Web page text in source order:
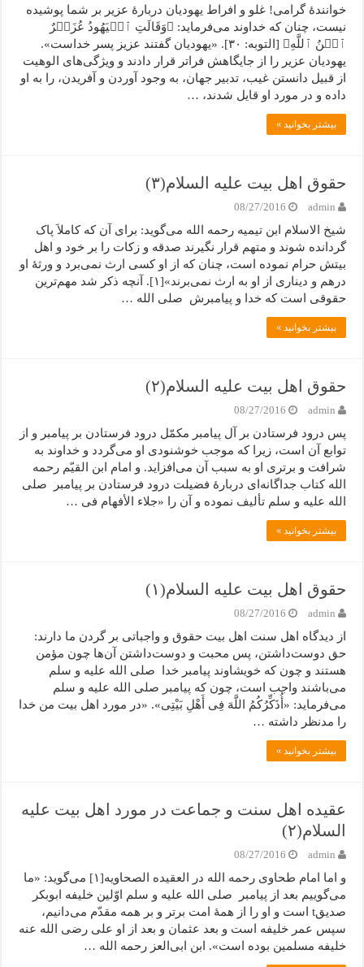
خوانندۀ گرامی! غلو و افراط یهودیان دربارۀ عزیر بر شما پوشیده
نیست، چنان که خداوند می‌فرماید: ﴿وَقَالَتِ ٱلۡیَهُودُ عُزَیۡرٌ
ٱبۡنُ ٱللَّهِ﴾ [التوبه: ۳۰]. «یهودیان گفتند عزیز پسر خداست».
یهودیان عزیر را از جایگاهش فراتر قرار دادند و ویژگی‌های الوهیت
از قبیل دانستن غیب، تدبیر جهان، به وجود آوردن و آفریدن، را به او
داده و در مورد او قایل شدند، …
بیشتر بخوانید »
حقوق اهل بیت علیه السلام(۳)
admin
08/27/2016
شیخ الاسلام ابن تیمیه رحمه الله می‌گوید: برای آن که کاملاَ پاک
گردانده شوند و متهم قرار نگیرند صدقه و زکات را بر خود و اهل
بیتش حرام نموده است، چنان که از او کسی ارث نمی‌برد و ورثۀ او
درهم و دیناری از او به ارث نمی‌برند»[۱]. آنچه ذکر شد مهم‌ترین
حقوقی است که خدا و پیامبرش صلی الله …
بیشتر بخوانید »
حقوق اهل بیت علیه السلام(۲)
admin
08/27/2016
پس درود فرستادن بر آل پیامبر مکمّل درود فرستادن بر پیامبر و از
توابع آن است، زیرا که موجب خوشنودی او می‌گردد و خداوند به
شرافت و برتری او به سبب آن می‌افزاید. و امام ابن القیّم رحمه
الله کتاب جداگانه‌ای دربارۀ فضیلت درود فرستادن بر پیامبر صلی
الله علیه و سلم تألیف نموده و آن را «جلاء الأفهام فی …
بیشتر بخوانید »
حقوق اهل بیت علیه السلام(۱)
admin
08/27/2016
از دیدگاه اهل سنت اهل بیت حقوق و واجباتی بر گردن ما دارند:
حق دوست‌داشتن، پس محبت و دوست‌داشتن آن‌ها چون مؤمن
هستند و چون که خویشاوند پیامبر خدا صلی الله علیه و سلم
می‌باشند واجب است، چون که پیامبر صلی الله علیه و سلم
می‌فرماید: «أُذَکِّرُکُمُ اللَّهَ فِی أَهْلِ بَیْتِی». «در مورد اهل بیت من خدا
را مدنظر داشته …
بیشتر بخوانید »
عقیده اهل سنت و جماعت در مورد اهل بیت علیه
السلام(۲)
admin
08/27/2016
و اما امام طحاوی رحمه الله در العقیده الصحاویه[۱] می‌گوید: «ما
می‌گوییم بعد از پیامبر صلی الله علیه و سلم اوّلین خلیفه ابوبکر
صدیقt است و او را از همۀ امت برتر و بر همه مقدّم می‌دانیم،
سپس عمر خلیفه است و بعد عثمان و بعد از او علی رضی الله عنه
خلیفه مسلمین بوده است». ابن ابی‌العز رحمه الله …